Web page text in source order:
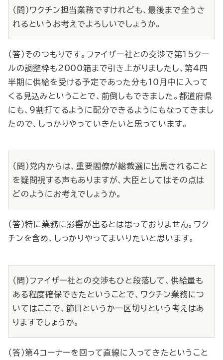
（問）ワクチン担当業務ですけれども、最後まで全うさ
れるというお考えでよろしいでしょうか。
（答）そのつもりです。ファイザー社との交渉で第15クー
ルの調整枠も2000箱まで引き上がりましたし、第４四
半期に供給を受ける予定であった分も10月中に入って
くる見込みということで、前倒しもできました。都道府県
にも、９割打てるように配分できるようにもなってきまし
たので、しっかりやっていきたいと思っています。
（問）党内からは、重要閣僚が総裁選に出馬されること
を疑問視する声もありますが、大臣としてはその点は
どのようにお考えでしょうか。
（答）特に業務に影響が出るとは思っておりません。ワク
チンを含め、しっかりやってまいりたいと思います。
（問）ファイザー社との交渉もひと段落して、供給量も
ある程度確保できたということで、ワクチン業務につ
いてはここで、節目というか一区切りという考えはあ
りますでしょうか。
（答）第４コーナーを回って直線に入ってきたということ